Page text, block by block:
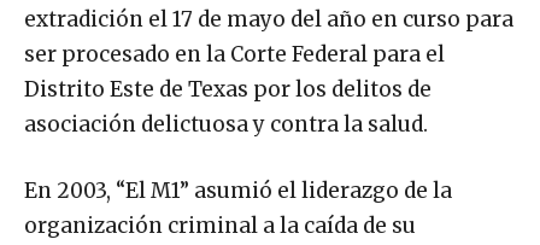
extradición el 17 de mayo del año en curso para
ser procesado en la Corte Federal para el
Distrito Este de Texas por los delitos de
asociación delictuosa y contra la salud.
En 2003, “El M1” asumió el liderazgo de la
organización criminal a la caída de su